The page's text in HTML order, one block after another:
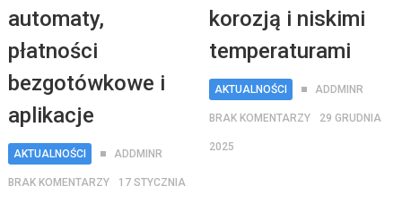
automaty,
płatności
bezgotówkowe i
aplikacje
AKTUALNOŚCI ADDMINR
BRAK KOMENTARZY 17 STYCZNIA
korozją i niskimi
temperaturami
AKTUALNOŚCI ADDMINR
BRAK KOMENTARZY 29 GRUDNIA
2025